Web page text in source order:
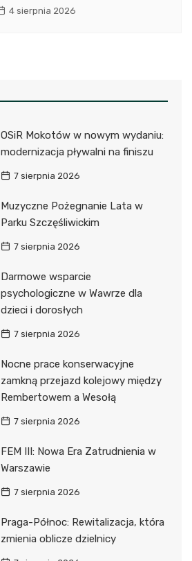
4 sierpnia 2026
OSiR Mokotów w nowym wydaniu:
modernizacja pływalni na finiszu
7 sierpnia 2026
Muzyczne Pożegnanie Lata w
Parku Szczęśliwickim
7 sierpnia 2026
Darmowe wsparcie
psychologiczne w Wawrze dla
dzieci i dorosłych
7 sierpnia 2026
Nocne prace konserwacyjne
zamkną przejazd kolejowy między
Rembertowem a Wesołą
7 sierpnia 2026
FEM III: Nowa Era Zatrudnienia w
Warszawie
7 sierpnia 2026
Praga-Północ: Rewitalizacja, która
zmienia oblicze dzielnicy